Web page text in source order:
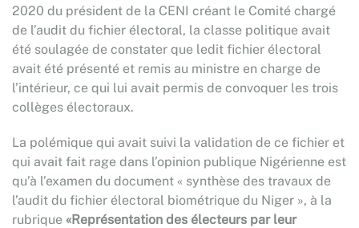
2020 du président de la CENI créant le Comité chargé
de l’audit du fichier électoral, la classe politique avait
été soulagée de constater que ledit fichier électoral
avait été présenté et remis au ministre en charge de
l’intérieur, ce qui lui avait permis de convoquer les trois
collèges électoraux.
La polémique qui avait suivi la validation de ce fichier et
qui avait fait rage dans l’opinion publique Nigérienne est
qu’à l’examen du document « synthèse des travaux de
l’audit du fichier électoral biométrique du Niger », à la
rubrique «Représentation des électeurs par leur